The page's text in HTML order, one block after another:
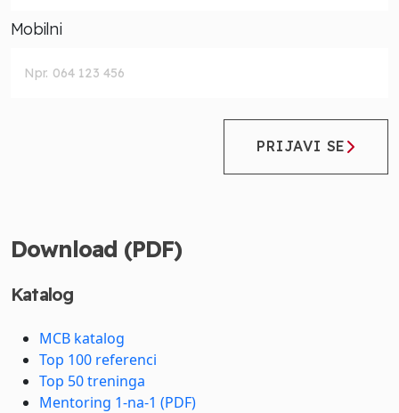
Mobilni
PRIJAVI SE
Download (PDF)
Katalog
MCB katalog
Top 100 referenci
Top 50 treninga
Mentoring 1-na-1 (PDF)